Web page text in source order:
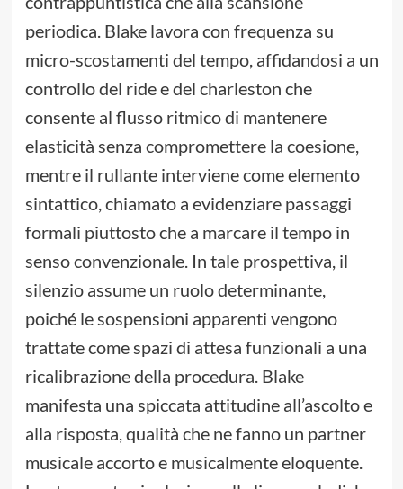
periodica. Blake lavora con frequenza su
micro-scostamenti del tempo, affidandosi a un
controllo del ride e del charleston che
consente al flusso ritmico di mantenere
elasticità senza compromettere la coesione,
mentre il rullante interviene come elemento
sintattico, chiamato a evidenziare passaggi
formali piuttosto che a marcare il tempo in
senso convenzionale. In tale prospettiva, il
silenzio assume un ruolo determinante,
poiché le sospensioni apparenti vengono
trattate come spazi di attesa funzionali a una
ricalibrazione della procedura. Blake
manifesta una spiccata attitudine all’ascolto e
alla risposta, qualità che ne fanno un partner
musicale accorto e musicalmente eloquente.